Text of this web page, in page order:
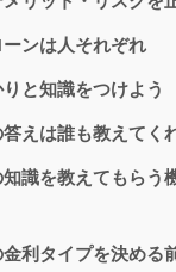
ンは人それぞれ
と知識をつけよう
えは誰も教えてく
識を教えてもらう
利タイプを決める